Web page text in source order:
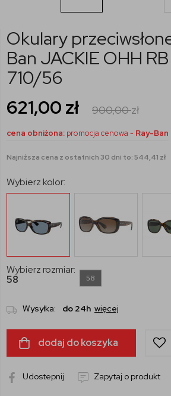
Okulary
Ban JACKIE OHH RB
710/56
621,00 zł 900,00zł
cena obniżona: promocja cenowa - Ray-Ban
Najniższa cena z ostatnich 30 dni to: 544,41 zł
Wybierz kolor:
Wybierz rozmiar:
58
58
Wysyłka: do 24h więcej
dodaj do koszyka
Udostepnij Zapytaj o produkt